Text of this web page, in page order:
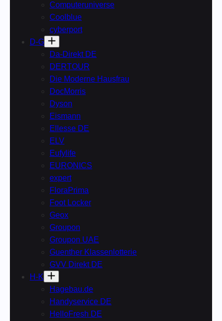
Computeruniverse
Coolblue
cyberport
D-G
Da-Direkt DE
DERTOUR
Die Moderne Hausfrau
DocMorris
Dyson
Eismann
Ellesse DE
ELV
Eufylife
EURONICS
expert
FloraPrima
Foot Locker
Geox
Groupon
Groupon UAE
Guenther Klassenlotterie
GVV Direkt DE
H-K
Hagebau.de
Handyservice DE
HelloFresh DE